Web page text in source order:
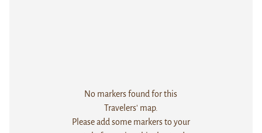
No markers found for this
Travelers' map.
Please add some markers to your